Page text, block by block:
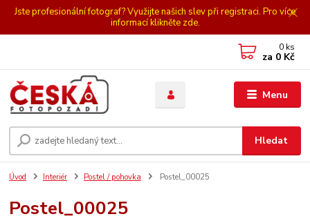
Jste profesionální fotograf? Využijte našich slev při registraci. Pro více
informací klikněte zde.
Menu
Hledat
0 ks
za 0 Kč
Úvod Interiér Postel / pohovka Postel_00025
Postel_00025